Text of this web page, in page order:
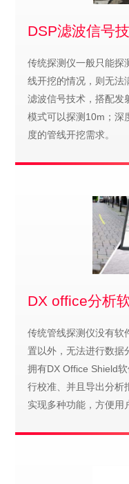
DSP滤波信号
传统探测仪一般只能探
线开挖的情况，则无法
滤波信号技术，搭配发
模式可以探测10m；深
度的管线开挖需求。
DX office分析
传统管线探测仪没有软
置以外，无法进行数据
拥有DX Office Shield
行校准、并且导出分析
实现多种功能，方便用